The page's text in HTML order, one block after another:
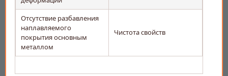
Отсутствие разбавления
наплавляемого
покрытия основным
металлом
Чистота свойств